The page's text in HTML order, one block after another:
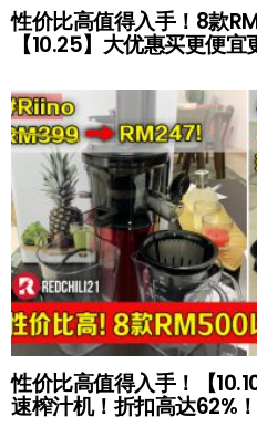
性价比高值得入手！8款
【10.25】大优惠买更便宜
性价比高值得入手！【
速榨汁机！折扣高达62%！